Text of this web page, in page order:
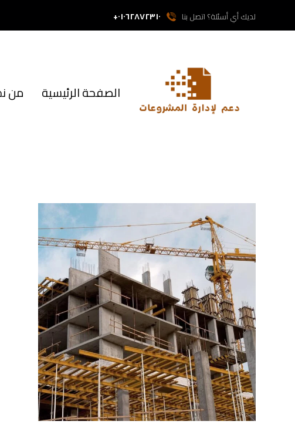
لديك أي أسئلة؟ اتصل بنا ٠١٠٦٢٨٧٢٣١٠+
الصفحة الرئيسية من